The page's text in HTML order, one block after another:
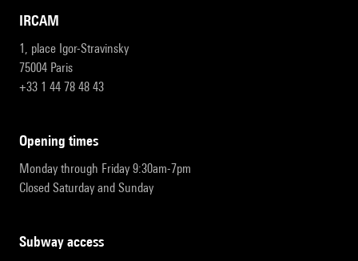
IRCAM
1, place Igor-Stravinsky
75004 Paris
+33 1 44 78 48 43
opening times
Monday through Friday 9:30am-7pm
Closed Saturday and Sunday
subway access